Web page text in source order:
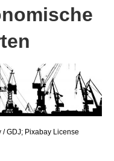
GDJ; Pixabay License